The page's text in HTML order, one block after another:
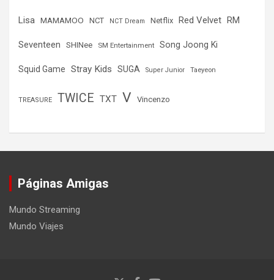
Lisa MAMAMOO NCT NCT Dream Netflix Red Velvet RM
Seventeen SHINee SM Entertainment Song Joong Ki
Squid Game Stray Kids SUGA Super Junior Taeyeon
TREASURE TWICE TXT V Vincenzo
Páginas Amigas
Mundo Streaming
Mundo Viajes